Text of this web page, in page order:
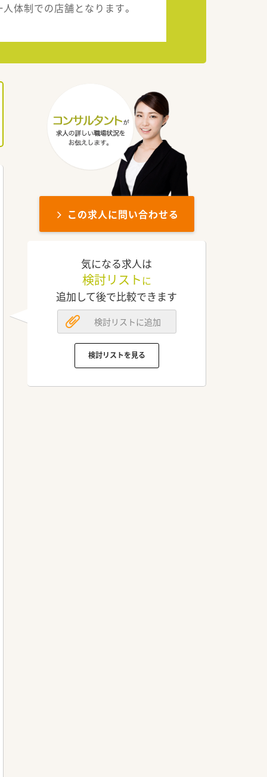
人体制での店舗となります。
この求人に問い合わせる
気になる求人は
検討リスト に
追加して後で比較できます
検討リストに追加
検討リストを見る